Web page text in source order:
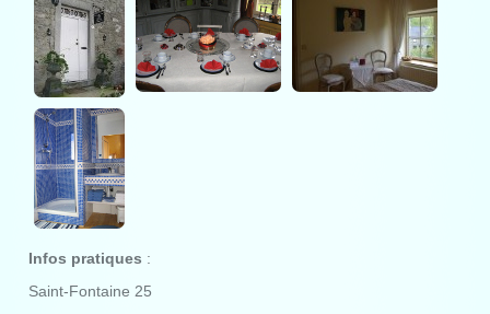
Infos pratiques :
Saint-Fontaine 25